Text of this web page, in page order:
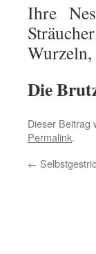
Ihre
Die
Dieser Beitrag
Permalink.
←